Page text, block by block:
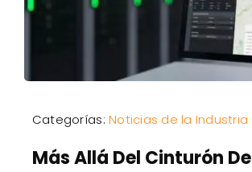
Categorías:Noticias de la Industria
Más Allá Del Cinturón De